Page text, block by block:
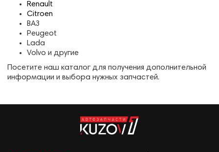
Renault
Citroen
ВАЗ
Peugeot
Lada
Volvo и другие
Посетите наш каталог для получения дополнительной
информации и выбора нужных запчастей.